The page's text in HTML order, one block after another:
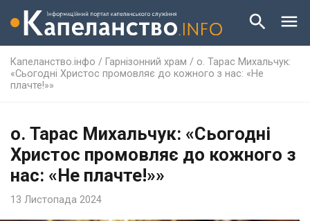
Капеланство.інфо / Гарнізонний храм / о. Тарас Михальчук:
«Сьогодні Христос промовляє до кожного з нас: «Не
плачте!»»
о. Тарас Михальчук: «Сьогодні
Христос промовляє до кожного з
нас: «Не плачте!»»
13 Листопада 2024